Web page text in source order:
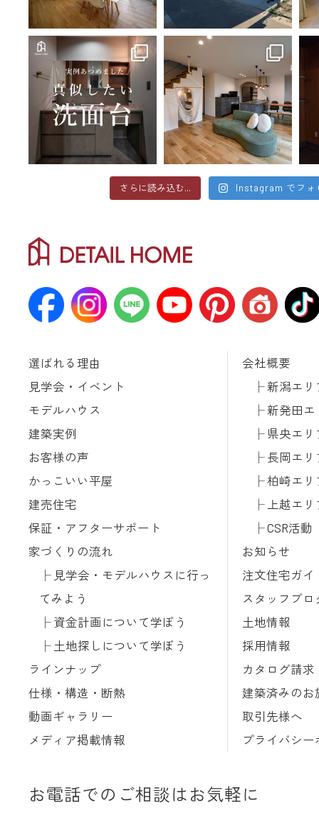
さらに読み込む... Instagram でフォ
選ばれる理由
見学会・イベント
モデルハウス
建築実例
お客様の声
かっこいい平屋
建売住宅
保証・アフターサポート
家づくりの流れ
見学会・モデルハウスに行っ
てみよう
資金計画について学ぼう
土地探しについて学ぼう
ラインナップ
仕様・構造・断熱
動画ギャラリー
メディア掲載情報
会社概要
新潟エリ
新発田エ
県央エリ
長岡エリ
柏崎エリ
上越エリ
CSR活動
お知らせ
注文住宅ガイ
スタッフブロ
土地情報
採用情報
カタログ請求
建築済みのお
取引先様へ
プライバシー
お電話でのご相談はお気軽に